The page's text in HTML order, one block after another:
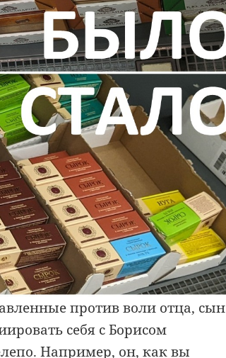
против воли отца, сын
себя с Борисом
Например, он, как вы